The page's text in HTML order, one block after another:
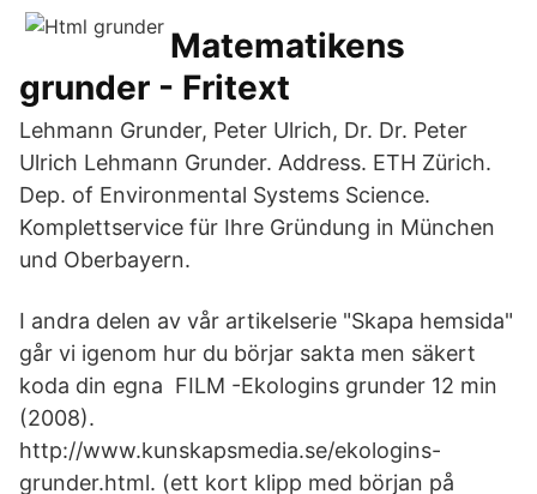
Matematikens
grunder - Fritext
Lehmann Grunder, Peter Ulrich, Dr. Dr. Peter
Ulrich Lehmann Grunder. Address. ETH Zürich.
Dep. of Environmental Systems Science.
Komplettservice für Ihre Gründung in München
und Oberbayern.
I andra delen av vår artikelserie "Skapa hemsida"
går vi igenom hur du börjar sakta men säkert
koda din egna FILM -Ekologins grunder 12 min
(2008).
http://www.kunskapsmedia.se/ekologins-
grunder.html. (ett kort klipp med början på